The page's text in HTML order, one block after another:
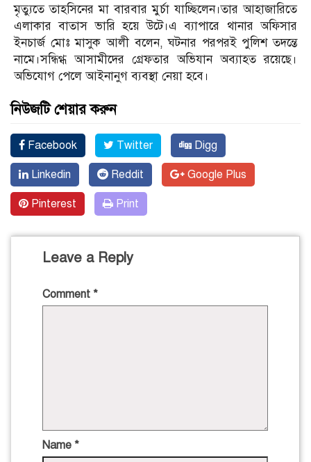
মৃত্যুতে তাহসিনের মা বারবার মুর্চা যাচ্ছিলেন।তার আহাজারিতে
এলাকার বাতাস ভারি হয়ে উটে।এ ব্যাপারে থানার অফিসার
ইনচার্জ মোঃ মাসুক আলী বলেন, ঘটনার পরপরই পুলিশ তদন্তে
নামে।সন্ধিগ্ধ আসামীদের গ্রেফতার অভিযান অব্যাহত রয়েছে।
অভিযোগ পেলে আইনানুগ ব্যবস্থা নেয়া হবে।
নিউজটি শেয়ার করুন
Facebook Twitter Digg
Linkedin Reddit Google Plus
Pinterest Print
Leave a Reply
Comment *
Name *